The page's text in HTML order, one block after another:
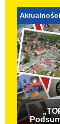
Aktualności